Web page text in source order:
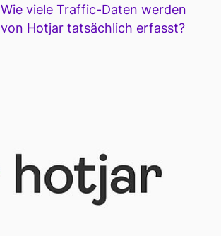
Wie viele Traffic-Daten werden
von Hotjar tatsächlich erfasst?